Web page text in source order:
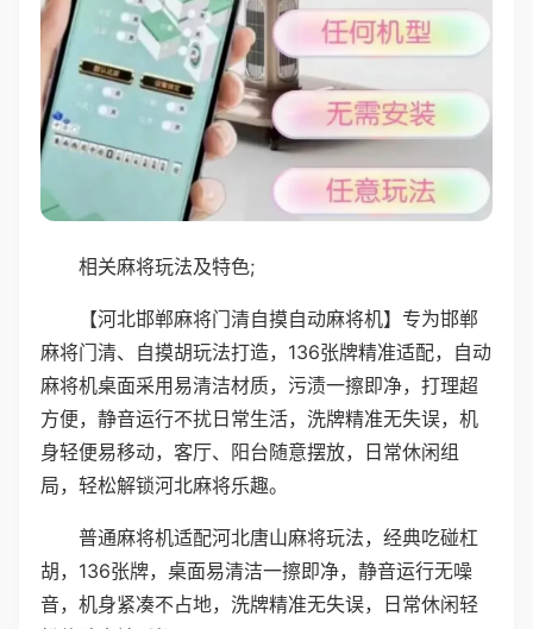
相关麻将玩法及特色;
【河北邯郸麻将门清自摸自动麻将机】专为邯郸
麻将门清、自摸胡玩法打造，136张牌精准适配，自动
麻将机桌面采用易清洁材质，污渍一擦即净，打理超
方便，静音运行不扰日常生活，洗牌精准无失误，机
身轻便易移动，客厅、阳台随意摆放，日常休闲组
局，轻松解锁河北麻将乐趣。
普通麻将机适配河北唐山麻将玩法，经典吃碰杠
胡，136张牌，桌面易清洁一擦即净，静音运行无噪
音，机身紧凑不占地，洗牌精准无失误，日常休闲轻